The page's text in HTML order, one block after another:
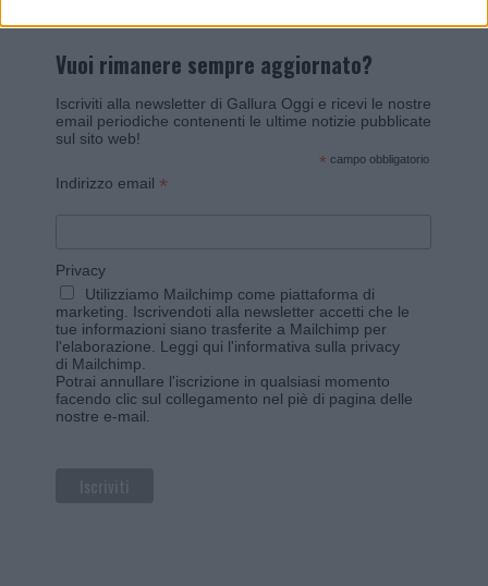
Vuoi rimanere sempre aggiornato?
Iscriviti alla newsletter di Gallura Oggi e ricevi le nostre
email periodiche contenenti le ultime notizie pubblicate
sul sito web!
* campo obbligatorio
Indirizzo email *
Privacy
Utilizziamo Mailchimp come piattaforma di
marketing. Iscrivendoti alla newsletter accetti che le
tue informazioni siano trasferite a Mailchimp per
l'elaborazione. Leggi qui l'informativa sulla privacy
di Mailchimp
Potrai annullare l'iscrizione in qualsiasi momento
facendo clic sul collegamento nel piè di pagina delle
nostre e-mail.